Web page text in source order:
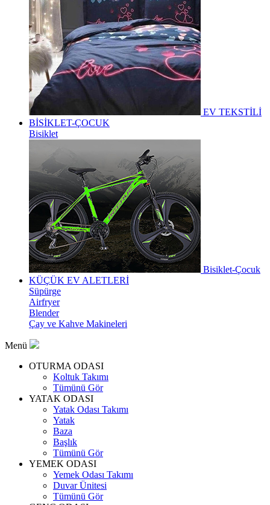
EV TEKSTİLİ
BİSİKLET-ÇOCUK
Bisiklet
Bisiklet-Çocuk
KÜÇÜK EV ALETLERİ
Süpürge
Airfryer
Blender
Çay ve Kahve Makineleri
Menü
OTURMA ODASI
Koltuk Takımı
Tümünü Gör
YATAK ODASI
Yatak Odası Takımı
Yatak
Baza
Başlık
Tümünü Gör
YEMEK ODASI
Yemek Odası Takımı
Duvar Ünitesi
Tümünü Gör